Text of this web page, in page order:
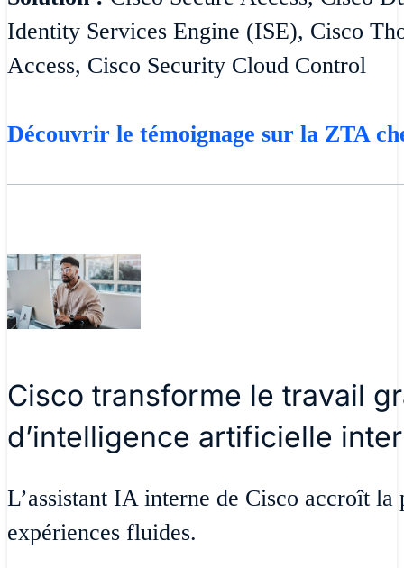
Identity Services Engine (ISE), Cisco
Access, Cisco Security Cloud Control
Découvrir le témoignage sur la ZTA
Cisco transforme le travail
d’intelligence artificielle
L’assistant IA interne de Cisco accroît
expériences fluides.